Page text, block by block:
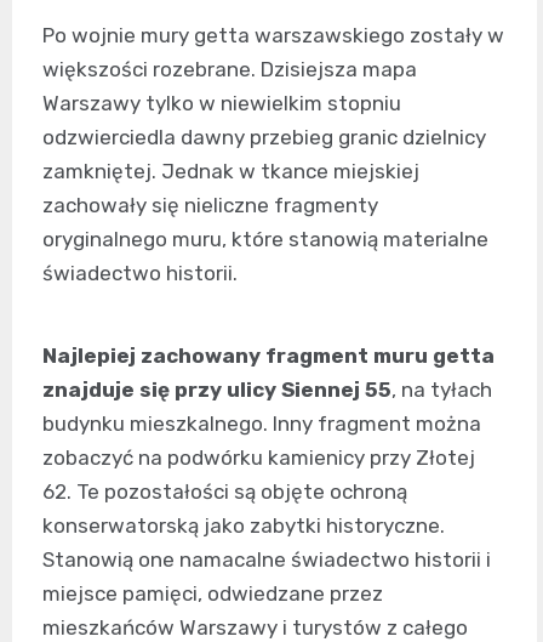
Po wojnie mury getta warszawskiego zostały w
większości rozebrane. Dzisiejsza mapa
Warszawy tylko w niewielkim stopniu
odzwierciedla dawny przebieg granic dzielnicy
zamkniętej. Jednak w tkance miejskiej
zachowały się nieliczne fragmenty
oryginalnego muru, które stanowią materialne
świadectwo historii.
Najlepiej zachowany fragment muru getta
znajduje się przy ulicy Siennej 55, na tyłach
budynku mieszkalnego. Inny fragment można
zobaczyć na podwórku kamienicy przy Złotej
62. Te pozostałości są objęte ochroną
konserwatorską jako zabytki historyczne.
Stanowią one namacalne świadectwo historii i
miejsce pamięci, odwiedzane przez
mieszkańców Warszawy i turystów z całego